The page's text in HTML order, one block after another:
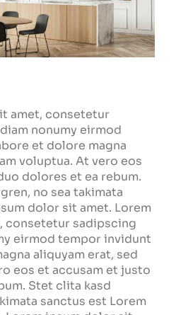
amet, consetetur
nonumy eirmod
et dolore magna
voluptua. At vero eos
dolores et ea rebum.
no sea takimata
dolor sit amet. Lorem
consetetur sadipscing
eirmod tempor invidunt
aliquyam erat, sed
eos et accusam et justo
Stet clita kasd
sanctus est Lorem